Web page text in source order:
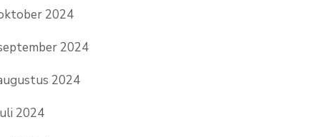
2024
2024
2024
2024